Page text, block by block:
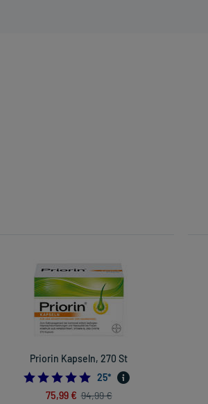
Priorin Kapseln, 270 St
4.96
25*
75,99 € 94,99 €